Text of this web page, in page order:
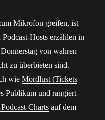
Mikrofon greifen, ist
Hosts erzählen in
von wahren
zu überbieten sind.
wieMordlust (Tickets
Publikum und rangiert
Charts auf dem